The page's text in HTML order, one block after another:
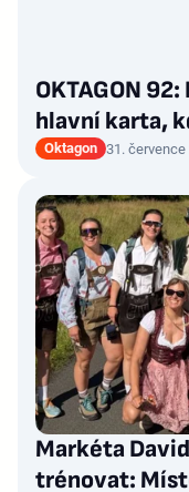
OKTAGON
hlavní karta,
Oktagon 31. července
Markéta
trénovat: